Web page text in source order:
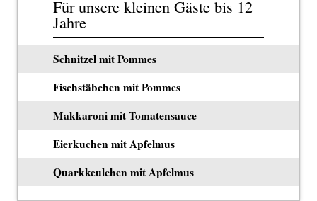
Für unsere kleinen Gäste bis 12
Jahre
Schnitzel mit Pommes
Fischstäbchen mit Pommes
Makkaroni mit Tomatensauce
Eierkuchen mit Apfelmus
Quarkkeulchen mit Apfelmus